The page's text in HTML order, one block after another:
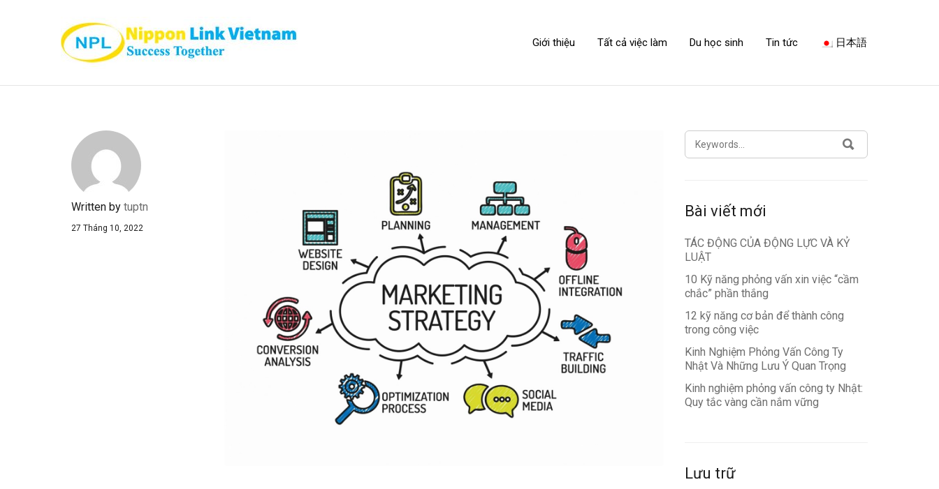
Giới thiệu Tất cả việc làm Du học sinh Tin tức 日本語
Written by tuptn
27 Tháng 10, 2022
SEARCH
FOR:
Bài viết mới
TÁC ĐỘNG CỦA ĐỘNG LỰC VÀ KỶ
LUẬT
10 Kỹ năng phỏng vấn xin việc “cầm
chắc” phần thắng
12 kỹ năng cơ bản để thành công
trong công việc
Kinh Nghiệm Phỏng Vấn Công Ty
Nhật Và Những Lưu Ý Quan Trọng
Kinh nghiệm phỏng vấn công ty Nhật:
Quy tắc vàng cần nắm vững
Lưu trữ